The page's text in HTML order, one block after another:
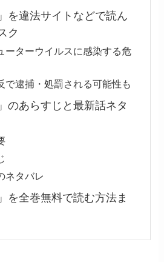
を違法サイトなどで読ん
ク
ーターウイルスに感染する危
で逮捕・処罰される可能性も
のあらすじと最新話ネタ
ネタバレ
を全巻無料で読む方法ま